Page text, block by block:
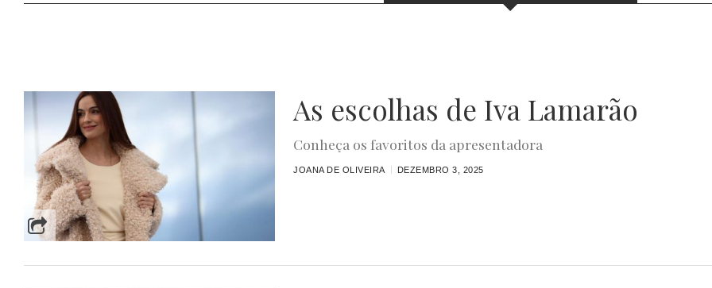
As escolhas de Iva Lamarão
Conheça os favoritos da apresentadora
JOANA DE OLIVEIRA DEZEMBRO 3, 2025